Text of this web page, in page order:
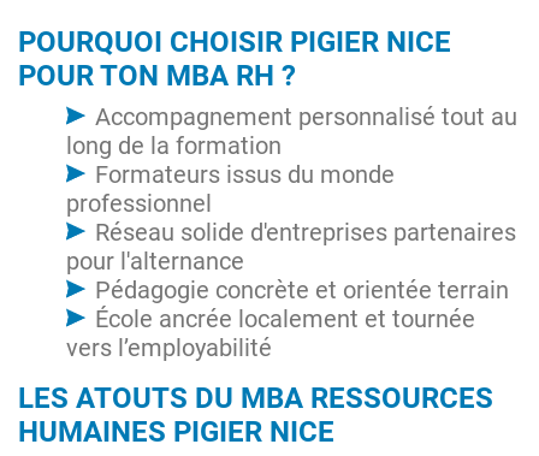
POURQUOI CHOISIR PIGIER NICE
POUR TON MBA RH ?
Accompagnement personnalisé tout au
long de la formation
Formateurs issus du monde
professionnel
Réseau solide d'entreprises partenaires
pour l'alternance
Pédagogie concrète et orientée terrain
École ancrée localement et tournée
vers l’employabilité
LES ATOUTS DU MBA RESSOURCES
HUMAINES PIGIER NICE